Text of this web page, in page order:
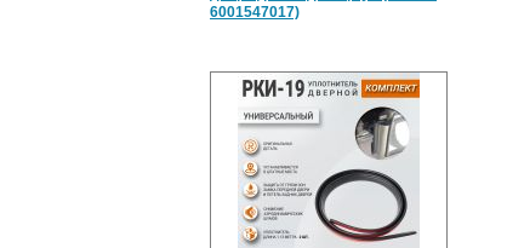
6001547017)